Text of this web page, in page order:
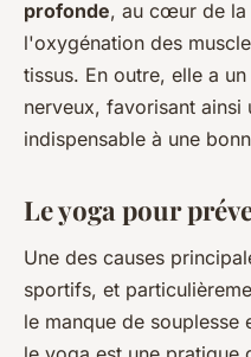
profonde, au cœur de la
l'oxygénation des
tissus. En outre, elle a
nerveux, favorisant ainsi
indispensable à une
Le yoga pour
Une des causes
sportifs, et
le manque de souplesse